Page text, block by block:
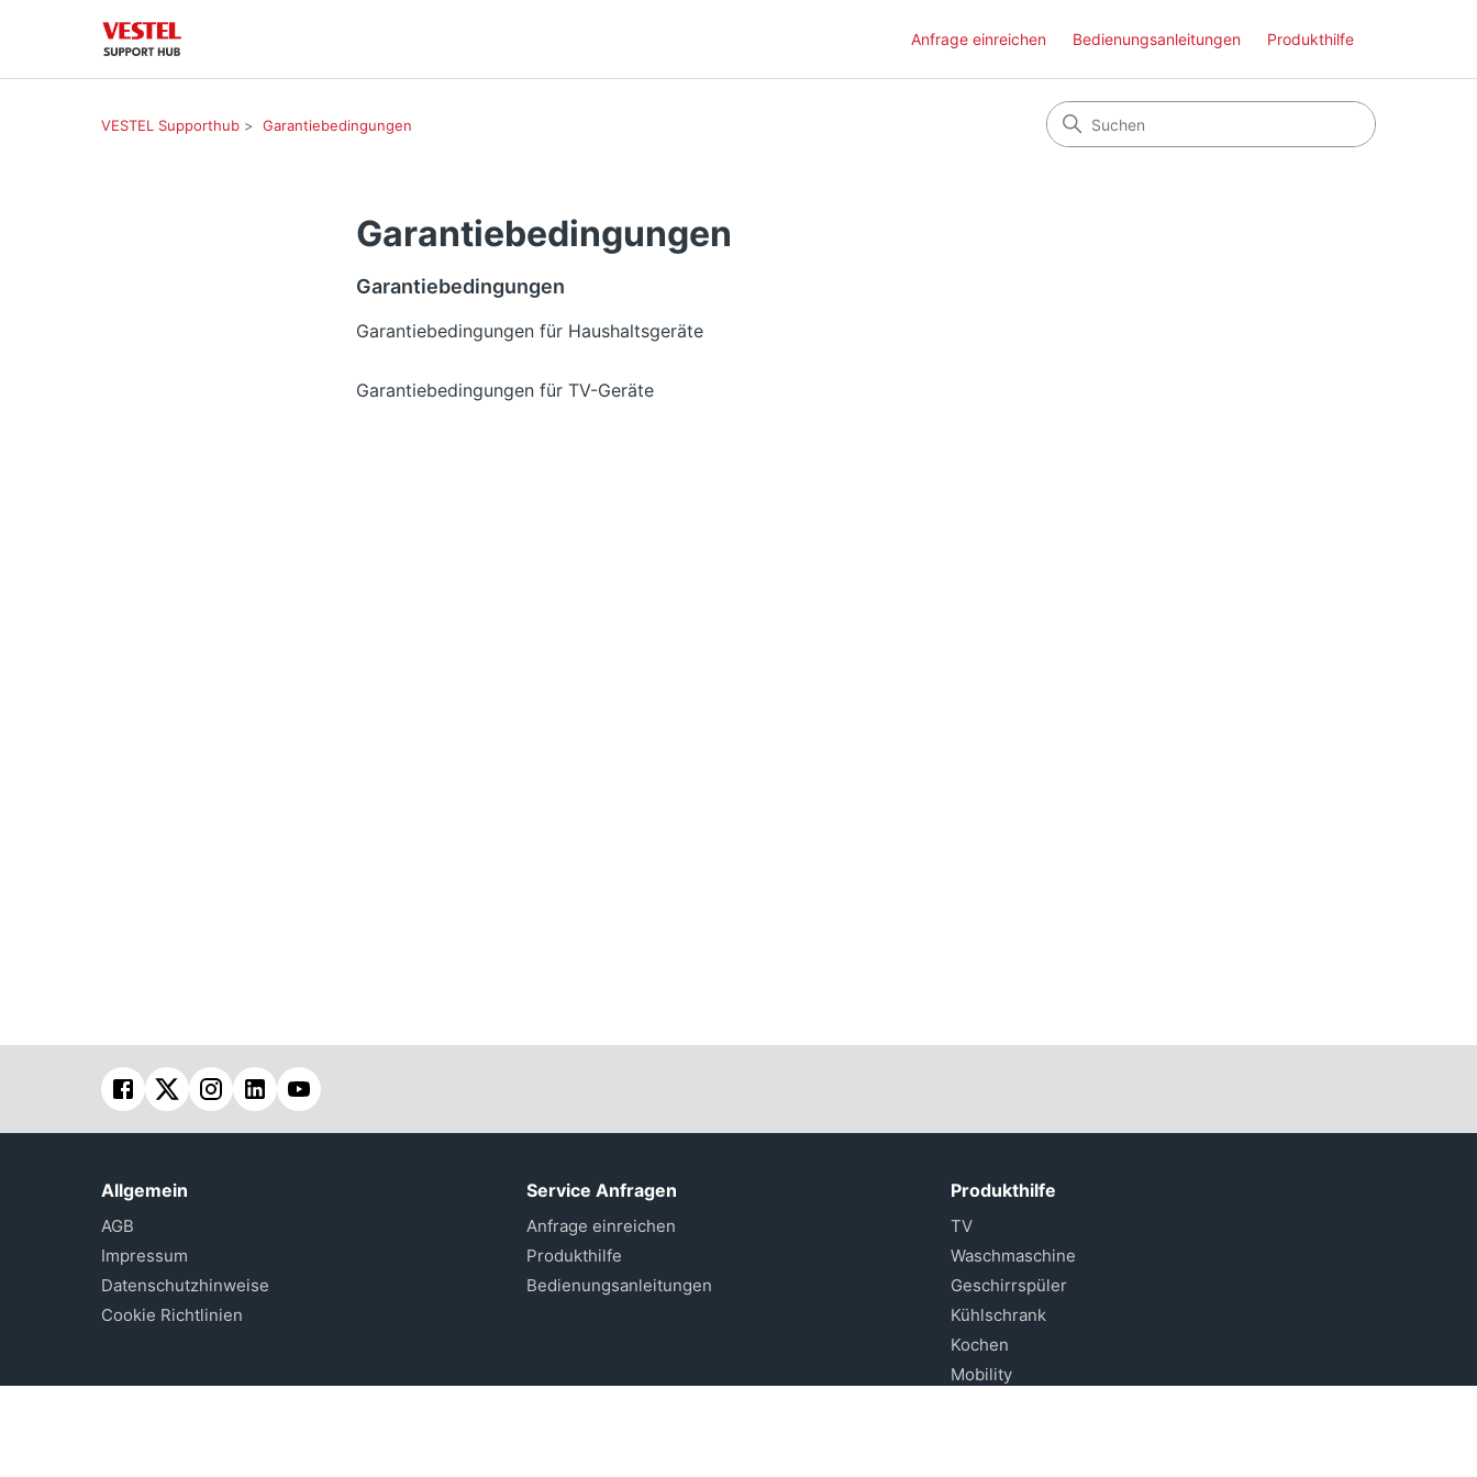
Anfrage einreichen Bedienungsanleitungen Produkthilfe
VESTEL Supporthub Garantiebedingungen
Garantiebedingungen
Garantiebedingungen
Garantiebedingungen für Haushaltsgeräte
Garantiebedingungen für TV-Geräte
Allgemein
AGB
Impressum
Datenschutzhinweise
Cookie Richtlinien
Service Anfragen
Anfrage einreichen
Produkthilfe
Bedienungsanleitungen
Produkthilfe
TV
Waschmaschine
Geschirrspüler
Kühlschrank
Kochen
Mobility